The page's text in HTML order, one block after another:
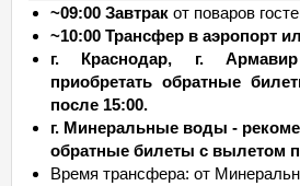
~09:00 Завтрак от поваров
~10:00 Трансфер в аэропорт
г. Краснодар, г.
приобретать обратные
после 15:00.
г. Минеральные воды -
обратные билеты с вылетом
Время трансфера: от